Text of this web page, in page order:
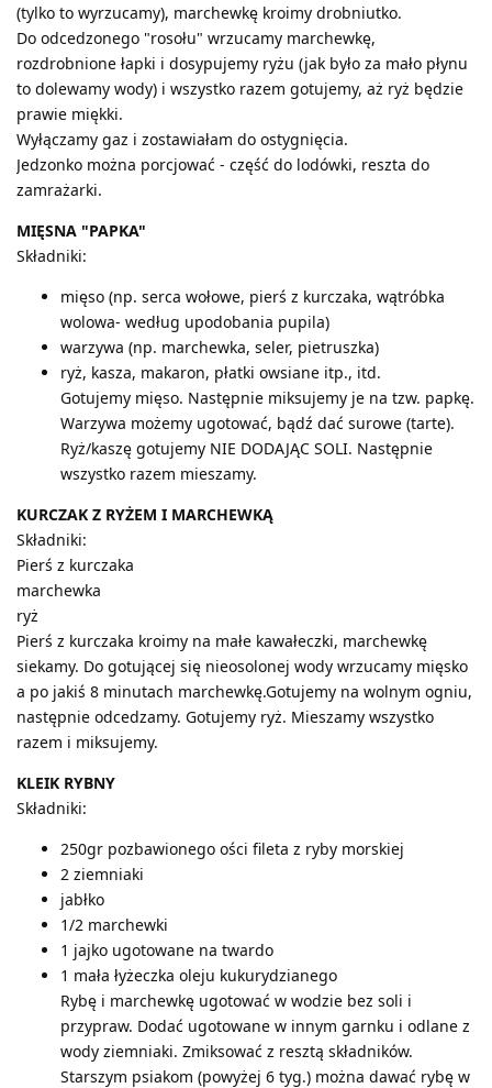
(tylko to wyrzucamy), marchewkę kroimy drobniutko.
Do odcedzonego "rosołu" wrzucamy marchewkę,
rozdrobnione łapki i dosypujemy ryżu (jak było za mało płynu
to dolewamy wody) i wszystko razem gotujemy, aż ryż będzie
prawie miękki.
Wyłączamy gaz i zostawiałam do ostygnięcia.
Jedzonko można porcjować - część do lodówki, reszta do
zamrażarki.
MIĘSNA "PAPKA"
Składniki:
mięso (np. serca wołowe, pierś z kurczaka, wątróbka
wolowa- według upodobania pupila)
warzywa (np. marchewka, seler, pietruszka)
ryż, kasza, makaron, płatki owsiane itp., itd.
Gotujemy mięso. Następnie miksujemy je na tzw. papkę.
Warzywa możemy ugotować, bądź dać surowe (tarte).
Ryż/kaszę gotujemy NIE DODAJĄC SOLI. Następnie
wszystko razem mieszamy.
KURCZAK Z RYŻEM I MARCHEWKĄ
Składniki:
Pierś z kurczaka
marchewka
ryż
Pierś z kurczaka kroimy na małe kawałeczki, marchewkę
siekamy. Do gotującej się nieosolonej wody wrzucamy mięsko
a po jakiś 8 minutach marchewkę.Gotujemy na wolnym ogniu,
następnie odcedzamy. Gotujemy ryż. Mieszamy wszystko
razem i miksujemy.
KLEIK RYBNY
Składniki:
250gr pozbawionego ości fileta z ryby morskiej
2 ziemniaki
jabłko
1/2 marchewki
1 jajko ugotowane na twardo
1 mała łyżeczka oleju kukurydzianego
Rybę i marchewkę ugotować w wodzie bez soli i
przypraw. Dodać ugotowane w innym garnku i odlane z
wody ziemniaki. Zmiksować z resztą składników.
Starszym psiakom (powyżej 6 tyg.) można dawać rybę w